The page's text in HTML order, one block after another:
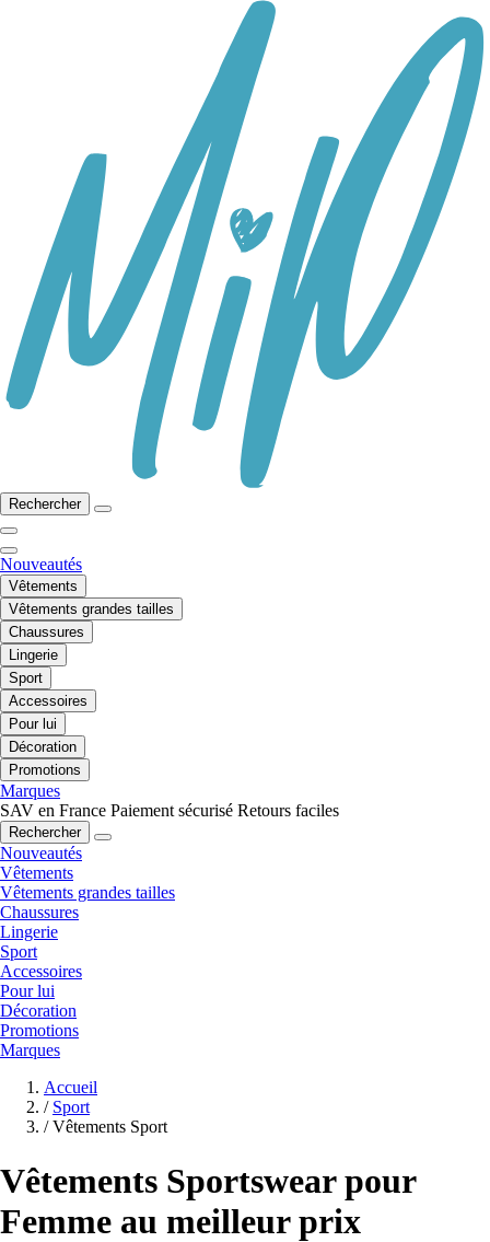
Rechercher
Nouveautés
Vêtements
Vêtements grandes tailles
Chaussures
Lingerie
Sport
Accessoires
Pour lui
Décoration
Promotions
Marques
SAV en France Paiement sécurisé Retours faciles
Rechercher
Nouveautés
Vêtements
Vêtements grandes tailles
Chaussures
Lingerie
Sport
Accessoires
Pour lui
Décoration
Promotions
Marques
Accueil
/ Sport
/ Vêtements Sport
Vêtements Sportswear pour
Femme au meilleur prix